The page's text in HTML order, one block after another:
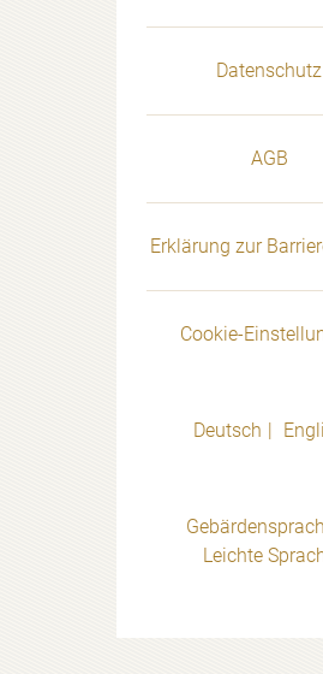
Datenschutz
AGB
Erklärung zur
Cookie-
Deutsch
Leichte